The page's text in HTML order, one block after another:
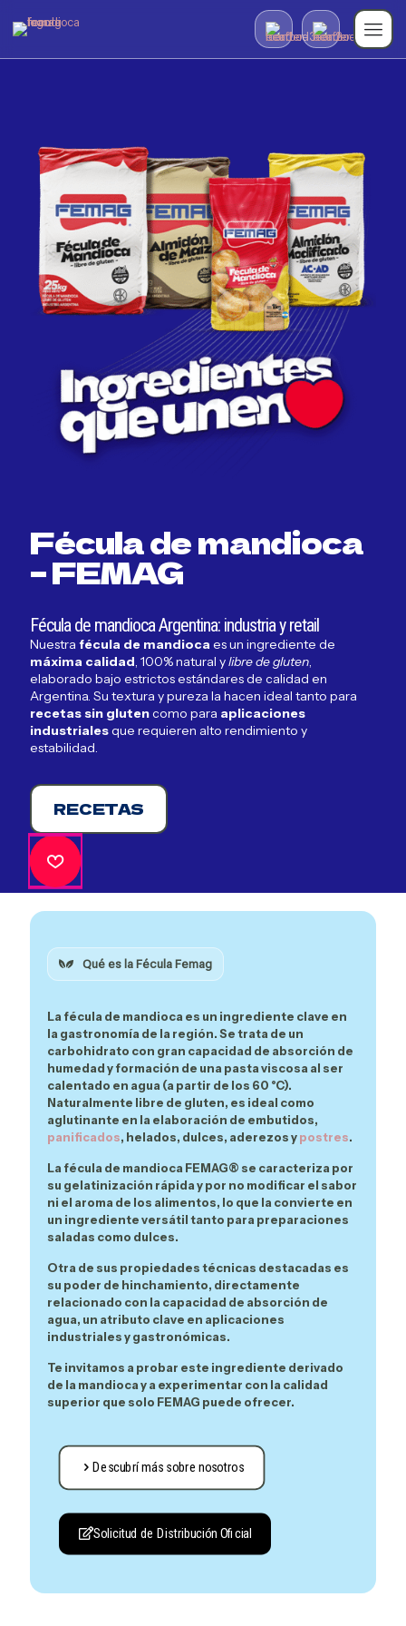
Fécula de mandioca
– FEMAG
Fécula de mandioca Argentina: industria y retail
Nuestra fécula de mandiocaes un ingrediente de
máxima calidad, 100% natural ylibre de gluten,
elaborado bajo estrictos estándares de calidad en
Argentina. Su textura y pureza la hacen ideal tanto para
recetas sin glutencomo para aplicaciones
industrialesque requieren alto rendimiento y
estabilidad.
RECETAS
Qué es la Fécula Femag
La fécula de mandioca es un ingrediente clave en
la gastronomía de la región. Se trata de un
carbohidrato con gran capacidad de absorción de
humedad y formación de una pasta viscosa al ser
calentado en agua (a partir de los 60 °C).
Naturalmente libre de gluten, es ideal como
aglutinante en la elaboración de embutidos,
panificados, helados, dulces, aderezos ypostres.
La fécula de mandioca FEMAG® se caracteriza por
su gelatinización rápiday por no modificar el sabor
ni el aroma de los alimentos, lo que la convierte en
un ingrediente versátil tanto para preparaciones
saladas como dulces.
Otra de sus propiedades técnicas destacadas es
su poder de hinchamiento, directamente
relacionado con la capacidad de absorción de
agua, un atributo clave en aplicaciones
industriales y gastronómicas.
Te invitamos a probar este ingrediente derivado
de la mandiocay a experimentar con la calidad
superior que solo FEMAG puede ofrecer.
Descubrí más sobre nosotros
Solicitud de Distribución Oficial